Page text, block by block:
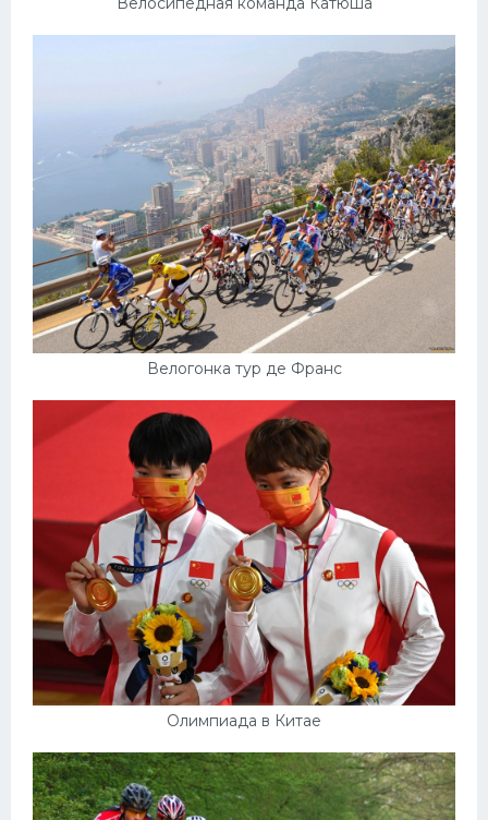
Велогонка тур де Франс
Олимпиада в Китае